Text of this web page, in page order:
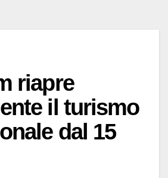
riapre
il turismo
dal 15